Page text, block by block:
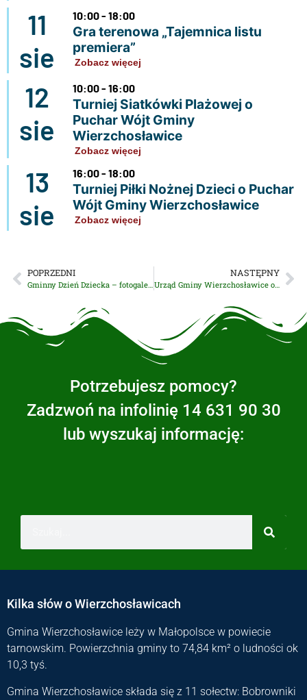
11
sie
10:00 - 18:00
Gra terenowa „Tajemnica listu
premiera”
Zobacz więcej
12
sie
10:00 - 16:00
Turniej Siatkówki Plażowej o
Puchar Wójt Gminy
Wierzchosławice
Zobacz więcej
13
sie
16:00 - 18:00
Turniej Piłki Nożnej Dzieci o Puchar
Wójt Gminy Wierzchosławice
Zobacz więcej
POPRZEDNI
Gminny Dzień Dziecka – fotogaleria
NASTĘPNY
Urząd Gminy Wierzchosławice ogłasza nabór na stanowisko osoby sprzątającej
Potrzebujesz pomocy?
Zadzwoń na infolinię 14 631 90 30
lub wyszukaj informację:
Kilka słów o Wierzchosławicach
Gmina Wierzchosławice leży w Małopolsce w powiecie
tarnowskim. Powierzchnia gminy to 74,84 km² o ludności ok
10,3 tyś.
Gmina Wierzchosławice składa się z 11 sołectw: Bobrowniki